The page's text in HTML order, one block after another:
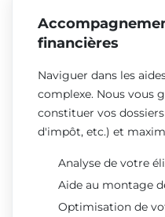
financières
Naviguer dans les
complexe. Nous vous
constituer vos
d'impôt, etc.) et
Analyse de votre
Aide au montage
Optimisation de